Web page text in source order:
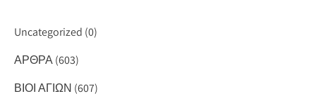
Uncategorized (0)
ΑΡΘΡΑ(603)
ΒΙΟΙ ΑΓΙΩΝ (607)